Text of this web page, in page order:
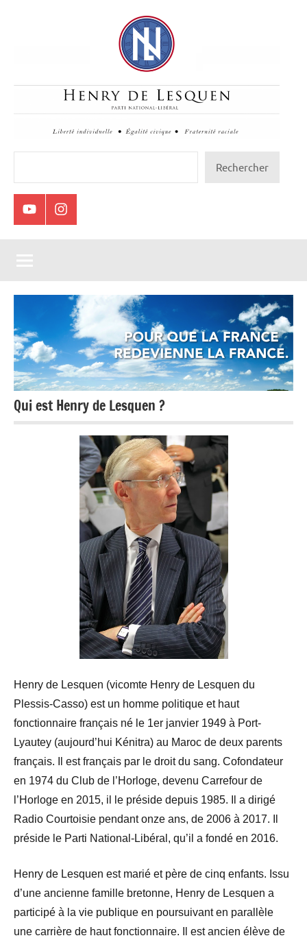
Henry
de
Lesquen
Rechercher
YoutubeInstagram
Qui est Henry de Lesquen ?
Henry de Lesquen (vicomte Henry de Lesquen du
Plessis-Casso) est un homme politique et haut
fonctionnaire français né le 1er janvier 1949 à Port-
Lyautey (aujourd’hui Kénitra) au Maroc de deux parents
français. Il est français par le droit du sang. Cofondateur
en 1974 du Club de l’Horloge, devenu Carrefour de
l’Horloge en 2015, il le préside depuis 1985. Il a dirigé
Radio Courtoisie pendant onze ans, de 2006 à 2017. Il
préside le Parti National-Libéral, qu’il a fondé en 2016.
Henry de Lesquen est marié et père de cinq enfants. Issu
d’une ancienne famille bretonne, Henry de Lesquen a
participé à la vie publique en poursuivant en parallèle
une carrière de haut fonctionnaire. Il est ancien élève de